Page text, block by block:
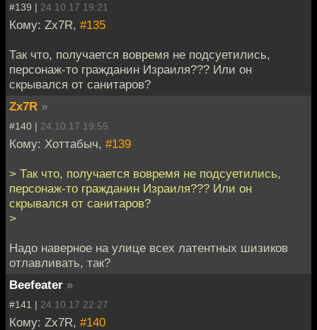
#139 | 24.10.17 19:21
Кому: Zx7R, #135
Так что, получается вовремя не подсуетились,
персонаж-то гражданин Израиля??? Или он
скрывался от санитаров?
Zx7R »
#140 | 24.10.17 19:55
Кому: Хоттабыч, #139
> Так что, получается вовремя не подсуетились,
персонаж-то гражданин Израиля??? Или он
скрывался от санитаров?
>
Надо наверное на улице всех латентных шизиков
отлавливать, так?
Beefeater »
#141 | 24.10.17 22:27
Кому: Zx7R, #140